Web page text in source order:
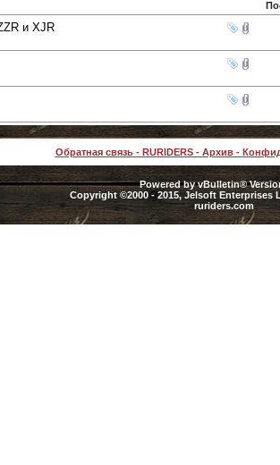
и XJR
Обратная связь- RURIDERS- Архив-
Powered by vBulletin®
Copyright ©2000 - 2015, Jelsoft Enterprises
ruriders.com